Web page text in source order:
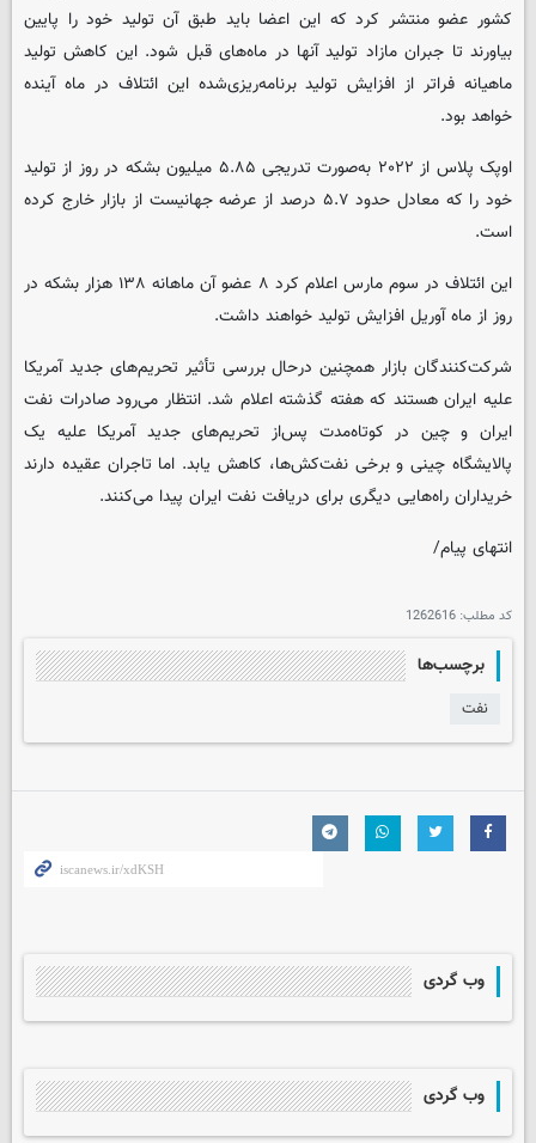
کشور عضو منتشر کرد که این اعضا باید طبق آن تولید خود را پایین
بیاورند تا جبران مازاد تولید آنها در ماه‌های قبل شود. این کاهش تولید
ماهیانه فراتر از افزایش تولید برنامه‌ریزی‌شده این ائتلاف در ماه آینده
خواهد بود.
اوپک پلاس از ۲۰۲۲ به‌صورت تدریجی ۵.۸۵ میلیون بشکه در روز از تولید
خود را که معادل حدود ۵.۷ درصد از عرضه جهانیست از بازار خارج کرده
است.
این ائتلاف در سوم مارس اعلام کرد ۸ عضو آن ماهانه ۱۳۸ هزار بشکه در
روز از ماه آوریل افزایش تولید خواهند داشت.
شرکت‌کنندگان بازار همچنین درحال بررسی تأثیر تحریم‌های جدید آمریکا
علیه ایران هستند که هفته گذشته اعلام شد. انتظار می‌رود صادرات نفت
ایران و چین در کوتاه‌مدت پس‌از تحریم‌های جدید آمریکا علیه یک
پالایشگاه چینی و برخی نفت‌کش‌ها، کاهش یابد. اما تاجران عقیده دارند
خریداران راه‌هایی دیگری برای دریافت نفت ایران پیدا می‌کنند.
انتهای پیام/
کد مطلب: 1262616
برچسب‌ها
نفت
وب گردی
وب گردی